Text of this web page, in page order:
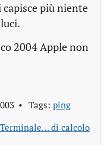
più niente
2004 Apple non
Tags: ping
Terminale… di calcolo